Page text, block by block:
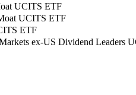
UCITS ETF
UCITS ETF
ETF
ex-US Dividend Leaders